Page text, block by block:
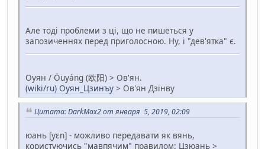
Але тоді проблеми з ці, що не пишеться у
запозиченнях перед приголосною. Ну, і "дев'ятка" є.
Оуян / Ōuyáng (欧阳) > Ов'ян.
(wiki/ru) Оуян_Цзинъу > Ов'ян Дзінву
Цитата: DarkMax2 от января 5, 2019, 02:09
юань [y̯ɛn] - можливо передавати як вянь,
користуючись "мавпячим" правилом: Цзюань >